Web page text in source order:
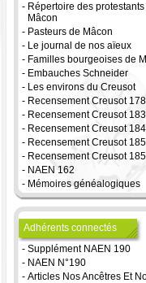
- Répertoire des protestants
Mâcon
- Pasteurs de Mâcon
- Le journal de nos aïeux
- Familles bourgeoises de
- Embauches Schneider
- Les environs du Creusot
- Recensement Creusot
- Recensement Creusot
- Recensement Creusot
- Recensement Creusot
- Recensement Creusot
- NAEN 162
- Mémoires généalogiques
Adhérents connectés
- Supplément NAEN 190
- NAEN N°190
- Articles Nos Ancêtres Et